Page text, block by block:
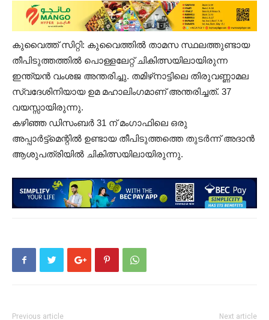
കുവൈത്ത് സിറ്റി: കുവൈത്തിൽ താമസ സ്ഥലത്തുണ്ടായ
തീപിടുത്തത്തിൽ പൊള്ളലേറ്റ് ചികിത്സയിലായിരുന്ന
ഇന്ത്യൻ വംശജ അന്തരിച്ചു. തമിഴ്‌നാട്ടിലെ തിരുവണ്ണാമല
സ്വദേശിനിയായ ഉമ മഹാലിംഗമാണ് അന്തരിച്ചത്. 37
വയസ്സായിരുന്നു.
കഴിഞ്ഞ ഡിസംബർ 31 ന് മംഗാഫിലെ ഒരു
അപ്പാർട്ട്മെന്റിൽ ഉണ്ടായ തീപിടുത്തത്തെ തുടർന്ന് അദാൻ
ആശുപത്രിയിൽ ചികിത്സയിലായിരുന്നു.
Previous article Next article